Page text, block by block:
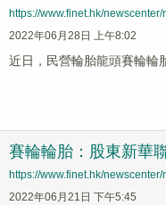
https://www.finet.hk/
2022年06月28日 上午8:02
近日，民營輪胎龍頭賽輪輪
賽輪輪胎：股東新華
https://www.finet.hk/
2022年06月21日 下午5:45